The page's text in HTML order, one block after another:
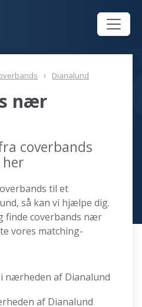
Dianalund
nær
coverbands
til et
så kan vi hjælpe dig.
finde coverbands nær
vores matching-
i nærheden af Dianalund
af Dianalund